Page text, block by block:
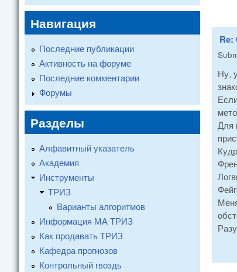
Re:
Ну,
Для
Навигация
Последние публикации
Активность на форуме
Последние комментарии
Форумы
Разделы
Алфавитный указатель
Академия
Инструменты
ТРИЗ
Варианты алгоритмов
Информация МА ТРИЗ
Как продавать ТРИЗ
Кафедра прогнозов
Контрольный гвоздь